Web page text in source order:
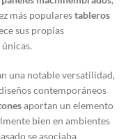
más popularestableros
sus propias
una notable versatilidad,
contemporáneos
aportan un elemento
bien en ambientes
se asociaba